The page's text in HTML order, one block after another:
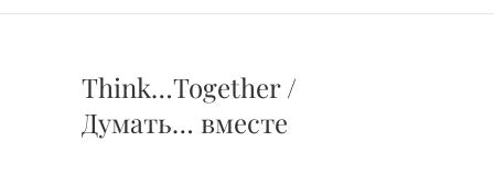
Think…Together /
Думать… вместе